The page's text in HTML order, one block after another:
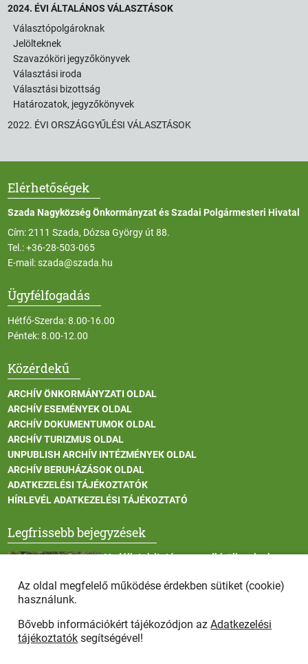
2024. ÉVI ÁLTALÁNOS VÁLASZTÁSOK
Választópolgároknak
Jelölteknek
Szavazóköri jegyzőkönyvek
Választási iroda
Választási bizottság
Határozatok, jegyzőkönyvek
2022. ÉVI ORSZÁGGYŰLÉSI VÁLASZTÁSOK
Elérhetőségek
Szada Nagyközség Önkormányzat és Szadai Polgármesteri Hivatal
Cím: 2111 Szada, Dózsa György út 88.
Tel.:+36-28-503-065
E-mail:szada@szada.hu
Ügyfélfogadás
Hétfő-Szerda: 8.00-16.00
Péntek: 8.00-12.00
Közérdekű
ARCHÍV ÖNKORMÁNYZATI OLDAL
ARCHÍV ESEMÉNYEK OLDAL
ARCHÍV DOKUMENTUMOK OLDAL
ARCHÍV TURIZMUS OLDAL
UNPUBLISH ARCHÍV INTÉZMÉNYEK OLDAL
ARCHÍV BERUHÁZÁSOK OLDAL
ADATKEZELÉSI TÁJÉKOZTATÓK
HÍRLEVÉL ADATKEZELÉSI TÁJÉKOZTATÓ
Legfrissebb bejegyzések
Vadállatok itatása a rendkívüli melegben
Afrikai sertéspestis - kérések a lakosság felé
Az oldal megfelelő működése érdekben sütiket (cookie)
használunk.
Bővebb információkért tájékozódjon azAdatkezelési
tájékoztatók segítségével!